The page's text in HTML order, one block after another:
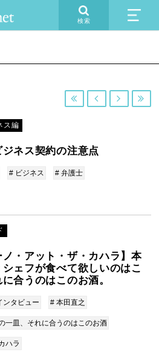
検索
   
ス編
ネス契約の注意点
# ビジネス # 弁護士
ノ・アット・ザ・カハラ】本
シェフが食べて欲しいのはこ
合うのはこのお酒。
ンタビュー # 本田直之
一皿、それに合うのはこのお酒
ハラ